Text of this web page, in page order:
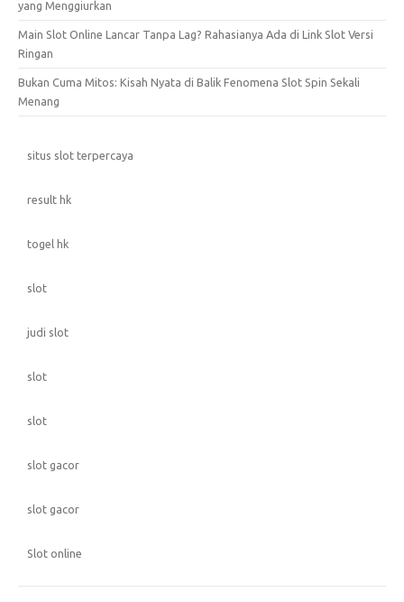
yang Menggiurkan
Main Slot Online Lancar Tanpa Lag? Rahasianya Ada di Link Slot Versi
Ringan
Bukan Cuma Mitos: Kisah Nyata di Balik Fenomena Slot Spin Sekali
Menang
situs slot terpercaya
result hk
togel hk
slot
judi slot
slot
slot
slot gacor
slot gacor
Slot online